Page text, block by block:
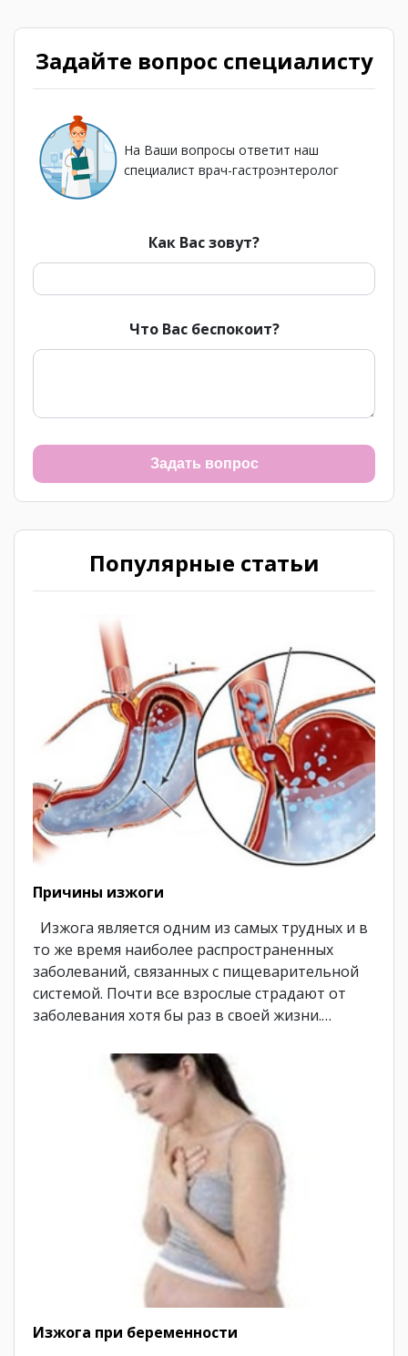
Задайте вопрос специалисту
На Ваши вопросы ответит наш
специалист врач-гастроэнтеролог
Как Вас зовут?
Что Вас беспокоит?
Задать вопрос
Популярные статьи
Причины изжоги
Изжога является одним из самых трудных и в
то же время наиболее распространенных
заболеваний, связанных с пищеварительной
системой. Почти все взрослые страдают от
заболевания хотя бы раз в своей жизни.…
Изжога при беременности